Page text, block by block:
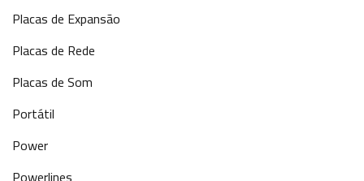
Placas de Expansão
Placas de Rede
Placas de Som
Portátil
Power